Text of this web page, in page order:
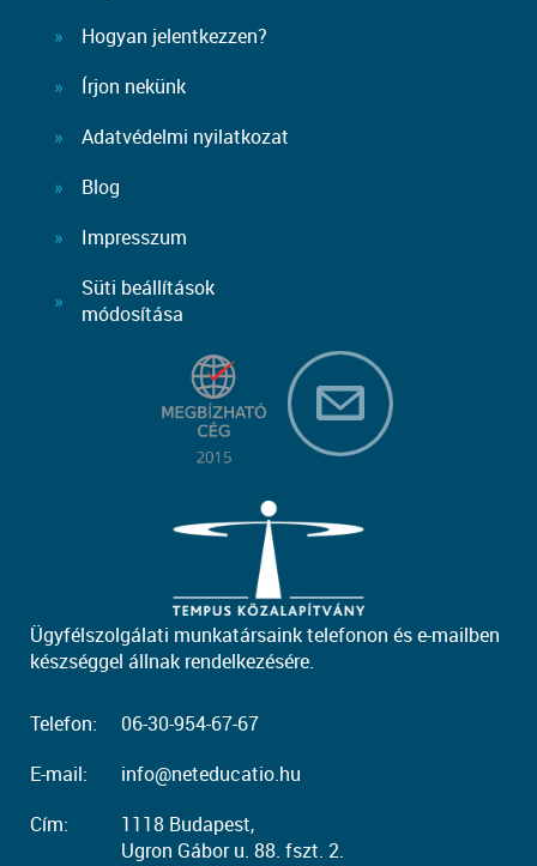
Hogyan jelentkezzen?
Írjon nekünk
Adatvédelmi nyilatkozat
Blog
Impresszum
Süti beállítások
módosítása
Ügyfélszolgálati munkatársaink telefonon és e-mailben
készséggel állnak rendelkezésére.
Telefon:
06-30-954-67-67
E-mail:
info@neteducatio.hu
Cím:
1118 Budapest,
Ugron Gábor u. 88. fszt. 2.